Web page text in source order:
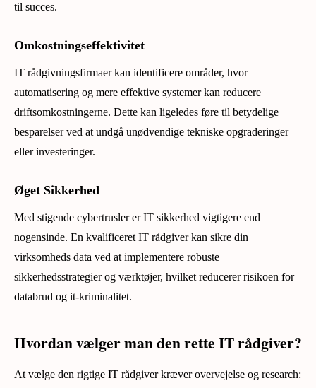
til succes.
Omkostningseffektivitet
IT rådgivningsfirmaer kan identificere områder, hvor
automatisering og mere effektive systemer kan reducere
driftsomkostningerne. Dette kan ligeledes føre til betydelige
besparelser ved at undgå unødvendige tekniske opgraderinger
eller investeringer.
Øget Sikkerhed
Med stigende cybertrusler er IT sikkerhed vigtigere end
nogensinde. En kvalificeret IT rådgiver kan sikre din
virksomheds data ved at implementere robuste
sikkerhedsstrategier og værktøjer, hvilket reducerer risikoen for
databrud og it-kriminalitet.
Hvordan vælger man den rette IT rådgiver?
At vælge den rigtige IT rådgiver kræver overvejelse og research: